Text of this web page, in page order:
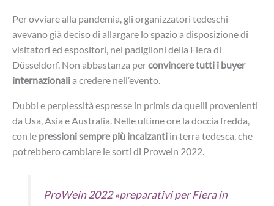
Per ovviare alla pandemia, gli organizzatori tedeschi
avevano già deciso di allargare lo spazio a disposizione di
visitatori ed espositori, nei padiglioni della Fiera di
Düsseldorf. Non abbastanza perconvincere tutti i buyer
internazionalia credere nell’evento.
Dubbi e perplessità espresse in primis da quelli provenienti
da Usa, Asia e Australia. Nelle ultime ore la doccia fredda,
con le pressioni sempre più incalzanti in terra tedesca, che
potrebbero cambiare le sorti di Prowein 2022.
ProWein 2022 «preparativi per Fiera in